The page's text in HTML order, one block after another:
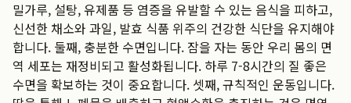
밀가루, 설탕, 유제품 등 염증을 유발할 수 있는 음식을 피하고,
신선한 채소와 과일, 발효 식품 위주의 건강한 식단을 유지해야
합니다. 둘째, 충분한 수면입니다. 잠을 자는 동안 우리 몸의 면
역 세포는 재정비되고 활성화됩니다. 하루 7-8시간의 질 좋은
수면을 확보하는 것이 중요합니다. 셋째, 규칙적인 운동입니다.